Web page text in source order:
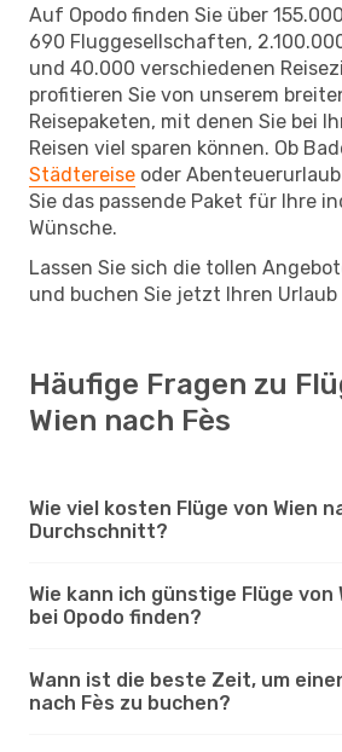
Auf Opodo finden Sie über
690 Fluggesellschaften,
und 40.000 verschiedenen
profitieren Sie von unserem
Reisepaketen, mit denen Sie bei
Reisen viel sparen können. Ob
Städtereise oder
Sie das passende Paket für Ihre
Wünsche.
Lassen Sie sich die tollen
und buchen Sie jetzt Ihren Urlaub
Häufige Fragen zu
Wien nach Fès
Wie viel kosten Flüge von Wien
Durchschnitt?
Wie kann ich günstige Flüge von
bei Opodo finden?
Wann ist die beste Zeit, um
nach Fès zu buchen?